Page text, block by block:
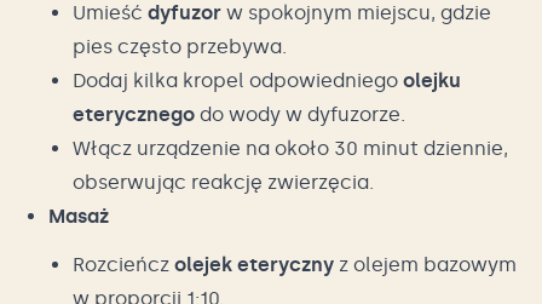
Umieść dyfuzor w spokojnym miejscu, gdzie
pies często przebywa.
Dodaj kilka kropel odpowiedniego olejku
eterycznego do wody w dyfuzorze.
Włącz urządzenie na około 30 minut dziennie,
obserwując reakcję zwierzęcia.
Masaż
Rozcieńcz olejek eteryczny z olejem bazowym
w proporcji 1:10.